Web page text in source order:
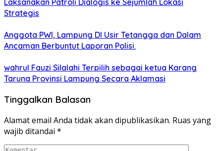
Laksanakan Patroli Dialogis ke Sejumlah Lokasi
Strategis
Anggota PWI, Lampung DI Usir Tetangga dan Dalam
Ancaman Berbuntut Laporan Polisi.
wahrul Fauzi Silalahi Terpilih sebagai ketua Karang
Taruna Provinsi Lampung Secara Aklamasi
Tinggalkan Balasan
Alamat email Anda tidak akan dipublikasikan. Ruas yang
wajib ditandai *